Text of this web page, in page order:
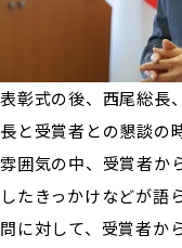
表彰式の後、西尾総長
長と受賞者との懇談の
雰囲気の中、受賞者か
したきっかけなどが語
問に対して、受賞者か